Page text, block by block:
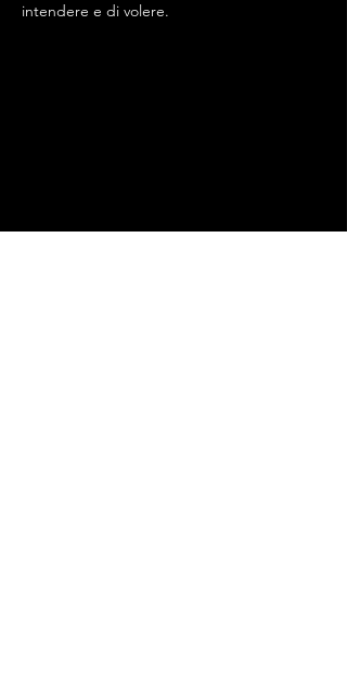
intendere e di volere.